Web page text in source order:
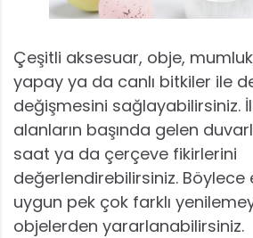
Çeşitli aksesuar, obje,
yapay ya da canlı bitkiler ile
değişmesini sağlayabilirsiniz.
alanların başında gelen
saat ya da çerçeve fikirlerini
değerlendirebilirsiniz. Böylece
uygun pek çok farklı
objelerden yararlanabilirsiniz.